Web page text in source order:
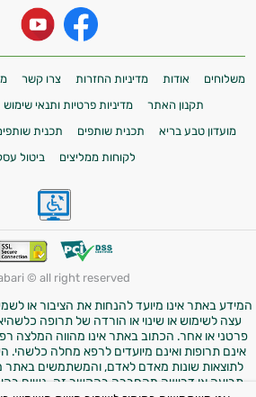
משלוחים אודות מדיניות החזרות צרו קשר
תקנון האתר
מדיניות פרטיות ותנאי שימוש
מועדון טבע בריא
תכנית שותפים תכנית
לקוחות ממליצים
ביטול
© all right reserved
המידע באתר אינו מיועד להנחות את הציבור או
עצה לשימוש או שינוי או הורדה של תרופה כלשהיא,
פרטני או אחר. הכתוב באתר אינו מהווה המלצה
אינם תרופות ואינם מיועדים לרפא מחלה כלשהי.
לתוצאות שונות מאדם לאדם, והמשתמשים באתר
תביעה או דרישה מהחברה בהקשר זה. נשים